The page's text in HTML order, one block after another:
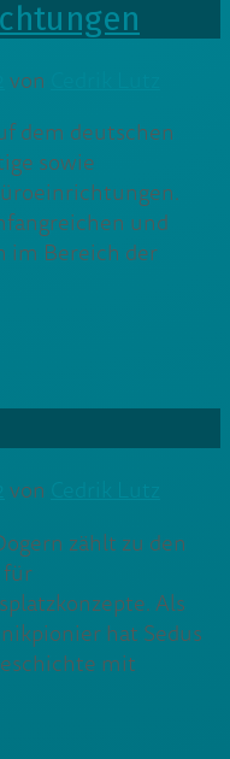
von
dem deutschen
sowie
und
im Bereich der
von
zählt zu den
für
Als
hat Sedus
mit